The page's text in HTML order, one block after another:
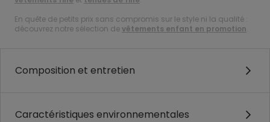
En quête de petits prix sans compromis sur le style ni la qualité :
découvrez notre sélection devêtements enfant en promotion.
Composition et entretien
Caractéristiques environnementales